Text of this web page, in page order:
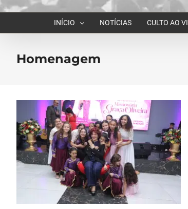
INÍCIO NOTÍCIAS CULTO AO
Homenagem
Missionária Graça Oliveira celebra
75 anos em culto de ação de
graças na Catedral da Bênção